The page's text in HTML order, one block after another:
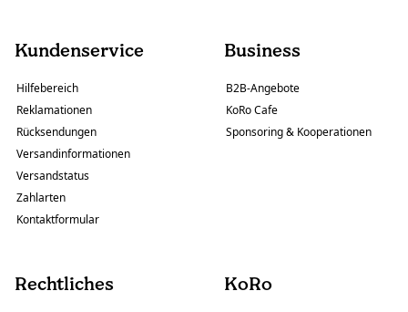
Kundenservice
Hilfebereich
Reklamationen
Rücksendungen
Versandinformationen
Versandstatus
Zahlarten
Kontaktformular
Business
B2B-Angebote
KoRo Cafe
Sponsoring & Kooperationen
Rechtliches KoRo